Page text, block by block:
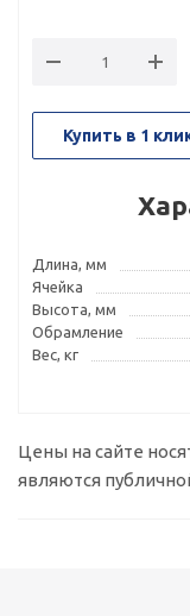
Купить в 1
Длина, мм
Ячейка
Высота, мм
Обрамление
Вес, кг
Цены на сайте
являются